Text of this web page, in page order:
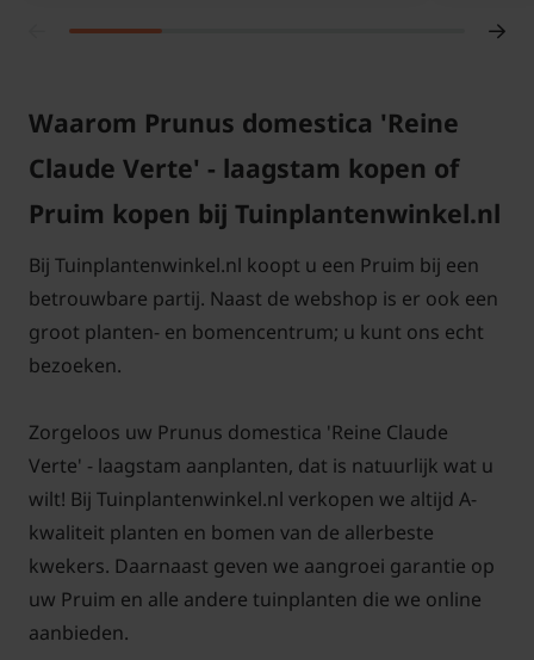
Waarom Prunus domestica 'Reine
Claude Verte' - laagstam kopen of
Pruim kopen bij Tuinplantenwinkel.nl
Bij Tuinplantenwinkel.nl koopt u een Pruim bij een
betrouwbare partij. Naast de webshop is er ook een
groot planten- en bomencentrum; u kunt ons echt
bezoeken.
Zorgeloos uw Prunus domestica 'Reine Claude
Verte' - laagstam aanplanten, dat is natuurlijk wat u
wilt! Bij Tuinplantenwinkel.nl verkopen we altijd A-
kwaliteit planten en bomen van de allerbeste
kwekers. Daarnaast geven we aangroei garantie op
uw Pruim en alle andere tuinplanten die we online
aanbieden.